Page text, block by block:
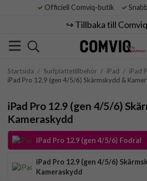
Officiell Comviq-butik
↪️ Tillbaka till
Startsida / Surfplattetillbehör / iPad / iPad
iPad Pro 12.9 (gen 4/5/6) Skärmskydd &
iPad Pro 12.9 (gen 4/5/6)
Kameraskydd
iPad Pro 12.9 (gen 4/5/6) Fodral
iPad Pro 12.9 (gen 4/5/6)
Kameraskydd